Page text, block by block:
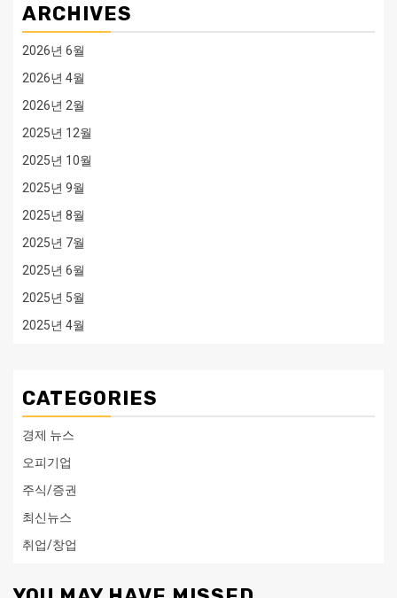
ARCHIVES
2026년 6월
2026년 4월
2026년 2월
2025년 12월
2025년 10월
2025년 9월
2025년 8월
2025년 7월
2025년 6월
2025년 5월
2025년 4월
CATEGORIES
경제 뉴스
오피기업
주식/증권
최신뉴스
취업/창업